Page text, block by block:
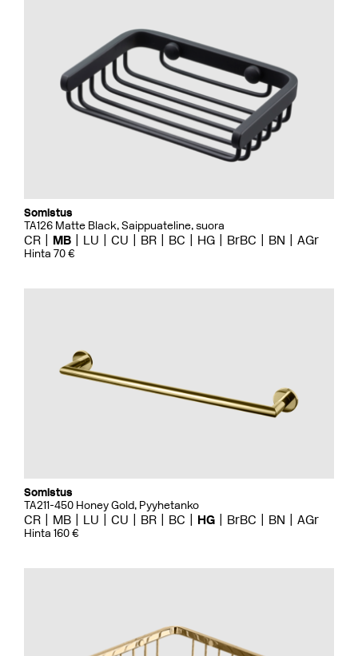
Somistus
TA126 Matte Black, Saippuateline, suora
CR MB LU CU BR BC HG BrBC BN AGr
Hinta 70 €
Somistus
TA211-450 Honey Gold, Pyyhetanko
CR MB LU CU BR BC HG BrBC BN AGr
Hinta 160 €